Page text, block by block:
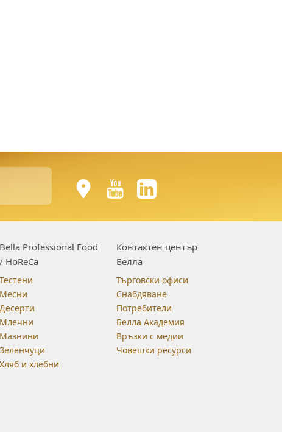
Bella Professional Food
/ HoReCa
Тестени
Месни
Десерти
Млечни
Мазнини
Зеленчуци
Хляб и хлебни
Контактен център
Белла
Търговски офиси
Снабдяване
Потребители
Белла Академия
Връзки с медии
Човешки ресурси